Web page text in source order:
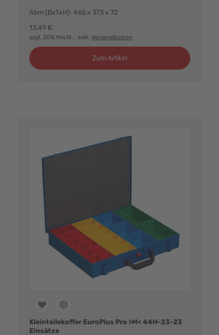
Abm (BxTxH): 465 x 373 x 72
13,49 €
zzgl. 20% MwSt. , exkl. Versandkosten
Zum Artikel
Kleinteilekoffer EuroPlus Pro >M< 44H-23-23
Einsätze